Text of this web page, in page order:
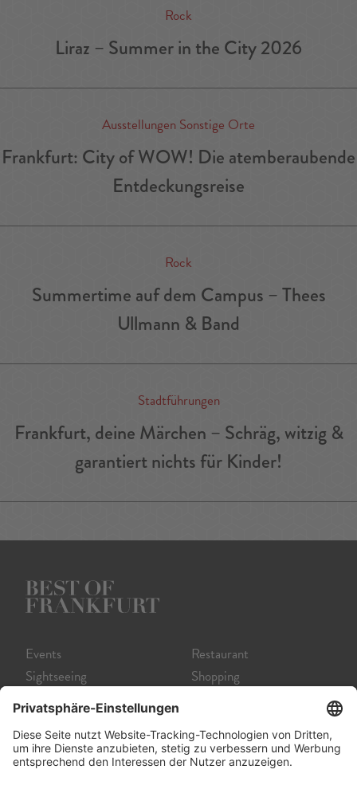
Rock
Liraz – Summer in the City 2026
Ausstellungen Sonstige Orte
Frankfurt: City of WOW! Die atemberaubende
Entdeckungsreise
Rock
Summertime auf dem Campus – Thees
Ullmann & Band
Stadtführungen
Frankfurt, deine Märchen – Schräg, witzig &
garantiert nichts für Kinder!
Events
Sightseeing
Museum
Theater
Film
Restaurant
Shopping
Service A-Z